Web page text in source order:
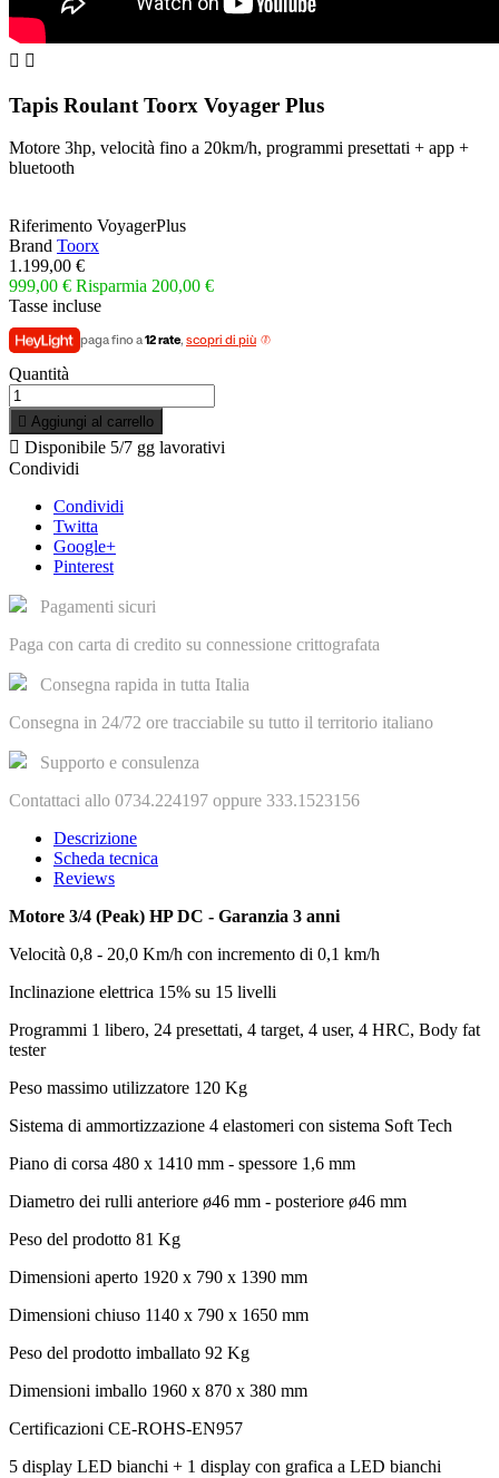
 
Tapis Roulant Toorx Voyager Plus
Motore 3hp, velocità fino a 20km/h, programmi presettati + app +
bluetooth
Riferimento VoyagerPlus
Brand Toorx
1.199,00 €
999,00 € Risparmia 200,00 €
Tasse incluse
paga fino a12 rate, scopri di più
Quantità
 Aggiungi al carrello
 Disponibile 5/7 gg lavorativi
Condividi
Condividi
Twitta
Google+
Pinterest
Pagamenti sicuri
Paga con carta di credito su connessione crittografata
Consegna rapida in tutta Italia
Consegna in 24/72 ore tracciabile su tutto il territorio italiano
Supporto e consulenza
Contattaci allo 0734.224197 oppure 333.1523156
Descrizione
Scheda tecnica
Reviews
Motore 3/4 (Peak) HP DC - Garanzia 3 anni
Velocità 0,8 - 20,0 Km/h con incremento di 0,1 km/h
Inclinazione elettrica 15% su 15 livelli
Programmi 1 libero, 24 presettati, 4 target, 4 user, 4 HRC, Body fat
tester
Peso massimo utilizzatore 120 Kg
Sistema di ammortizzazione 4 elastomeri con sistema Soft Tech
Piano di corsa 480 x 1410 mm - spessore 1,6 mm
Diametro dei rulli anteriore ø46 mm - posteriore ø46 mm
Peso del prodotto 81 Kg
Dimensioni aperto 1920 x 790 x 1390 mm
Dimensioni chiuso 1140 x 790 x 1650 mm
Peso del prodotto imballato 92 Kg
Dimensioni imballo 1960 x 870 x 380 mm
Certificazioni CE-ROHS-EN957
5 display LED bianchi + 1 display con grafica a LED bianchi